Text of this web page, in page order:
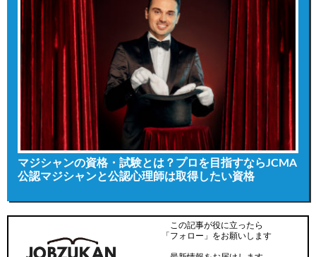
マジシャンの資格・試験とは？プロを目指すならJCMA
公認マジシャンと公認心理師は取得したい資格
この記事が役に立ったら
「フォロー」をお願いします